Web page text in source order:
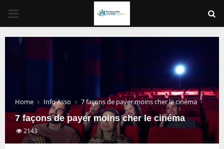
PRIMARY
MENU
Home Info Asso 7 façons de payer moins cher le cinéma
7 façons de payer moins cher le cinéma
2143